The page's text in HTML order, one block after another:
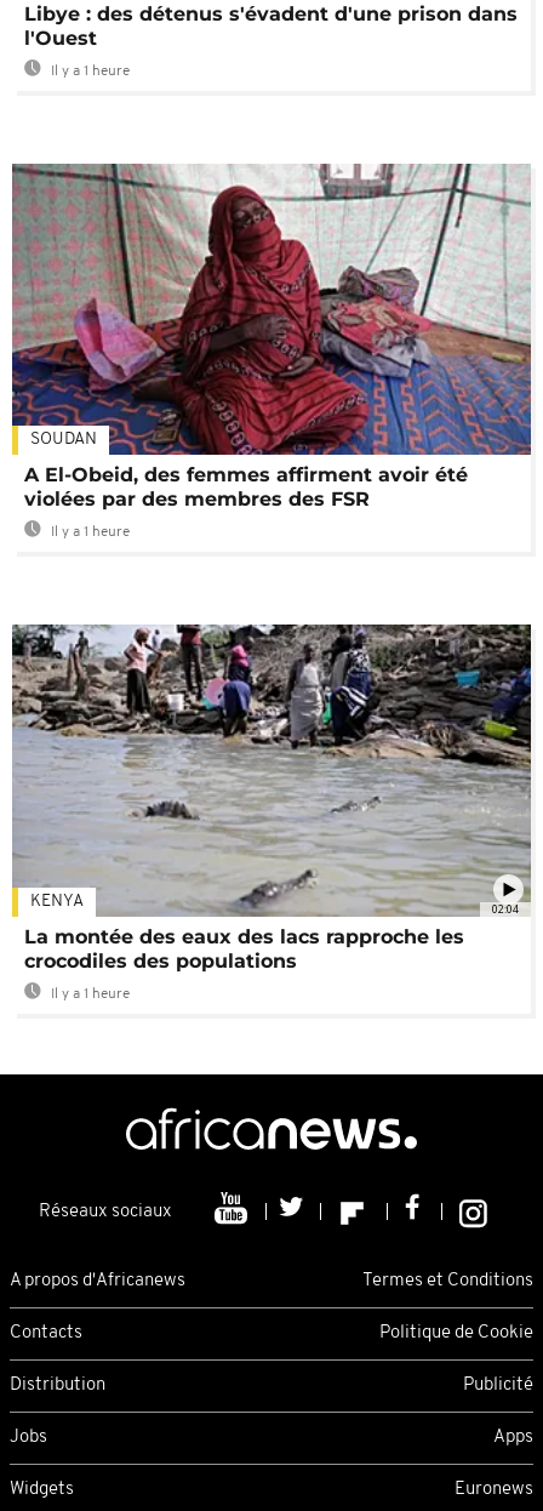
Libye : des détenus s'évadent d'une prison dans
l'Ouest
Il y a 1 heure
SOUDAN
A El-Obeid, des femmes affirment avoir été
violées par des membres des FSR
Il y a 1 heure
02:04
KENYA
La montée des eaux des lacs rapproche les
crocodiles des populations
Il y a 1 heure
Réseaux sociaux
A propos d'Africanews Termes et Conditions
Contacts Politique de Cookie
Distribution Publicité
Jobs Apps
Widgets Euronews